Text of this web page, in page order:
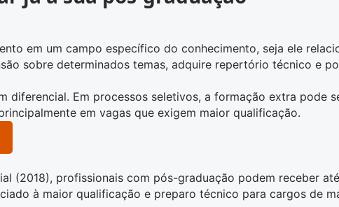
em um campo específico do conhecimento, seja ele
sobre determinados temas, adquire repertório técnico e
diferencial. Em processos seletivos, a formação extra pode
em vagas que exigem maior qualificação.
(2018), profissionais com pós-graduação podem receber
à maior qualificação e preparo técnico para cargos de